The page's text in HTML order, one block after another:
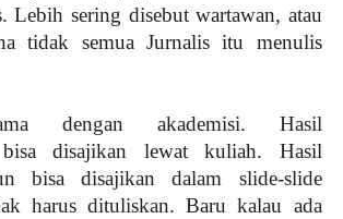
Lebih sering disebut wartawan, atau
tidak semua Jurnalis itu menulis
dengan akademisi. Hasil
bisa disajikan lewat kuliah. Hasil
bisa disajikan dalam slide-slide
harus dituliskan. Baru kalau ada